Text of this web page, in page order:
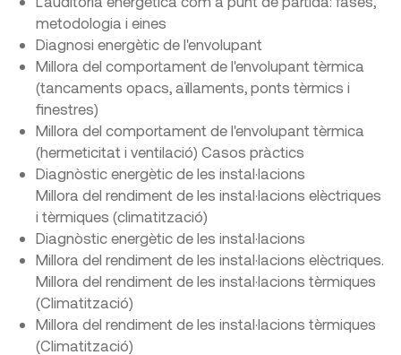
metodologia i eines
Diagnosi energètic de l'envolupant
Millora del comportament de l'envolupant tèrmica
(tancaments opacs, aïllaments, ponts tèrmics i
finestres)
Millora del comportament de l'envolupant tèrmica
(hermeticitat i ventilació) Casos pràctics
Diagnòstic energètic de les instal·lacions
Millora del rendiment de les instal·lacions elèctriques
i tèrmiques (climatització)
Diagnòstic energètic de les instal·lacions
Millora del rendiment de les instal·lacions elèctriques.
Millora del rendiment de les instal·lacions tèrmiques
(Climatització)
Millora del rendiment de les instal·lacions tèrmiques
(Climatització)